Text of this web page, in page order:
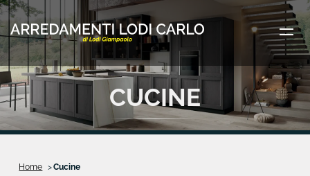
Vai al contenuto principale
CUCINE
Home Cucine